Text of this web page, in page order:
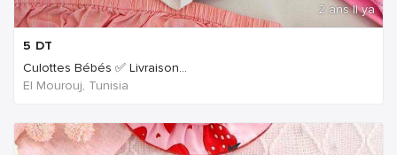
2 ans Il ya
5 DT
Culottes Bébés ✅ Livraison...
El Mourouj, Tunisia